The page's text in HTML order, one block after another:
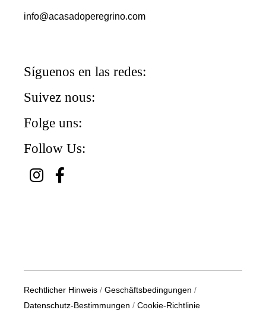
info@acasadoperegrino.com
Síguenos en las redes:
Suivez nous:
Folge uns:
Follow Us:
Rechtlicher Hinweis / Geschäftsbedingungen /
Datenschutz-Bestimmungen / Cookie-Richtlinie